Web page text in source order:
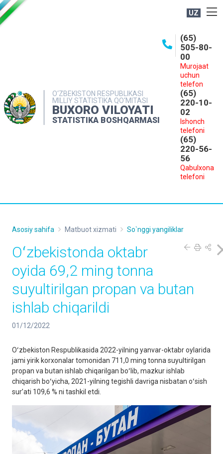
UZ
O‘ZBEKISTON RESPUBLIKASI
MILLIY STATISTIKA QO‘MITASI
BUXORO VILOYATI
STATISTIKA BOSHQARMASI
(65)
505-80-
00
Murojaat
uchun
telefon
(65)
220-10-
02
Ishonch
telefoni
(65)
220-56-
56
Qabulxona
telefoni
MATBUOT XIZMATI
MUROJAATLAR
Asosiy sahifa Matbuot xizmati So`nggi yangiliklar
Oʻzbekistonda oktabr
oyida 69,2 ming tonna
suyultirilgan propan va butan
ishlab chiqarildi
01/12/2022
Oʻzbekiston Respublikasida 2022-yilning yanvar-oktabr oylarida
jami yirik korxonalar tomonidan 711,0 ming tonna suyultirilgan
propan va butan ishlab chiqarilgan boʻlib, mazkur ishlab
chiqarish boʻyicha, 2021-yilning tegishli davriga nisbatan oʻsish
surʼati 109,6 % ni tashkil etdi.